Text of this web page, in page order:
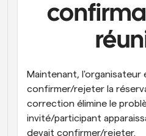
Maintenant, l'organisateur
confirmer/rejeter la
correction élimine le
invité/participant
devait confirmer/rejeter.